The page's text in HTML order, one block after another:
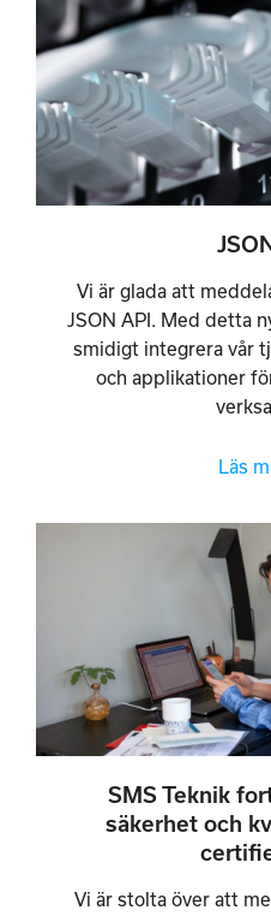
Vi är glada att
JSON API. Med detta
smidigt integrera vår
och applikationer
Läs
SMS Teknik
säkerhet och
Vi är stolta över att